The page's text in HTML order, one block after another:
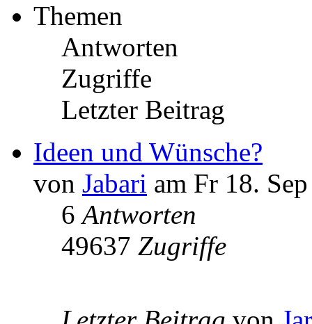
Themen
Antworten
Zugriffe
Letzter Beitrag
Ideen und Wünsche?
von Jabari am Fr 18.
6Antworten
49637 Zugriffe